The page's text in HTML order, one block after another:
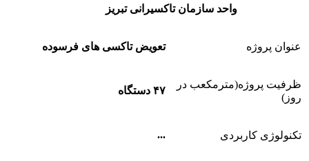
واحد سازمان تاکسیرانی تبریز
عنوان پروژه تعویض تاکسی های فرسوده
ظرفیت پروژه(مترمکعب در
روز)
۴۷ دستگاه
تکنولوژی کاربردی ...